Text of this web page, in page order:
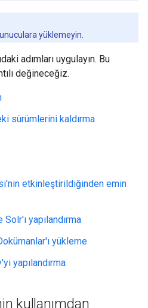
yüklemeyin.
adımları uygulayın. Bu
değineceğiz.
sürümlerini kaldırma
etkinleştirildiğinden emin
yapılandırma
yükleme
yapılandırma
kullanımdan